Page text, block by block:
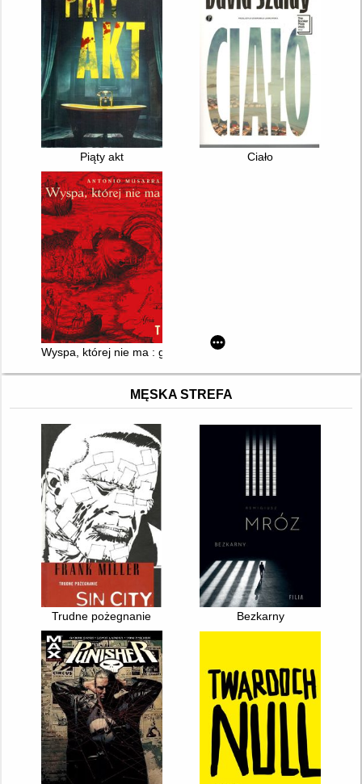
Piąty akt Ciało
Wyspa, której nie ma : geografie wyobrażone pomiędzy
MĘSKA STREFA
Trudne pożegnanie Bezkarny